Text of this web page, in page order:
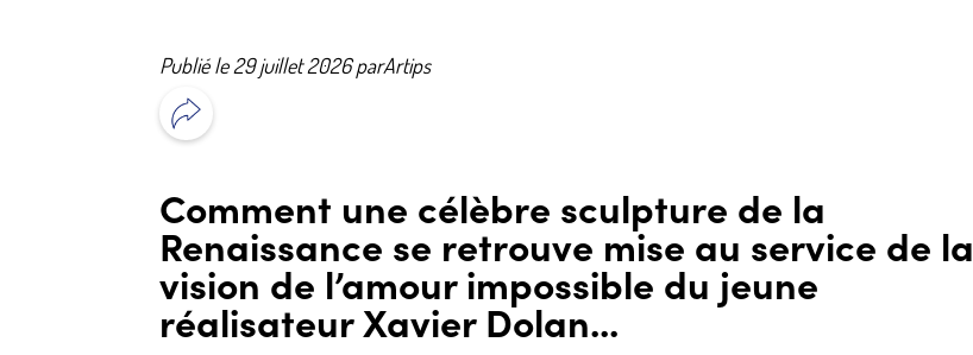
Publié le 29 juillet 2026 parArtips
Comment une célèbre sculpture de la
Renaissance se retrouve mise au service de la
vision de l’amour impossible du jeune
réalisateur Xavier Dolan...